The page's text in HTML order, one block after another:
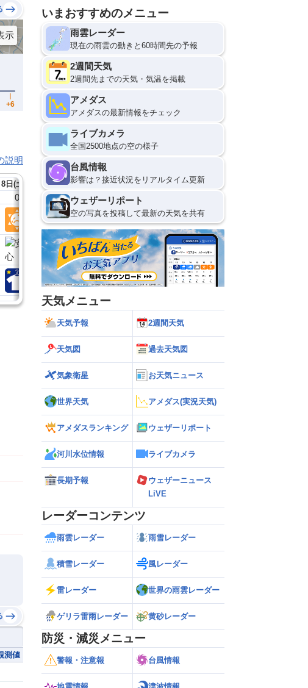
説明
8日(土)
0
測値
いまおすすめのメニュー
雨雲レーダー
現在の雨雲の動きと60時間先の予報
2週間天気
2週間先までの天気・気温を掲載
アメダス
アメダスの最新情報をチェック
ライブカメラ
全国2500地点の空の様子
台風情報
影響は？接近状況をリアルタイム更新
ウェザーリポート
空の写真を投稿して最新の天気を共有
天気メニュー
天気予報 2週間天気
天気図 過去天気図
気象衛星 お天気ニュース
世界天気 アメダス(実況天気)
アメダスランキング ウェザーリポート
河川水位情報 ライブカメラ
長期予報
ウェザーニュース
LiVE
レーダーコンテンツ
雨雲レーダー 雨雪レーダー
積雪レーダー 風レーダー
雷レーダー 世界の雨雲レーダー
ゲリラ雷雨レーダー 黄砂レーダー
防災・減災メニュー
警報・注意報 台風情報